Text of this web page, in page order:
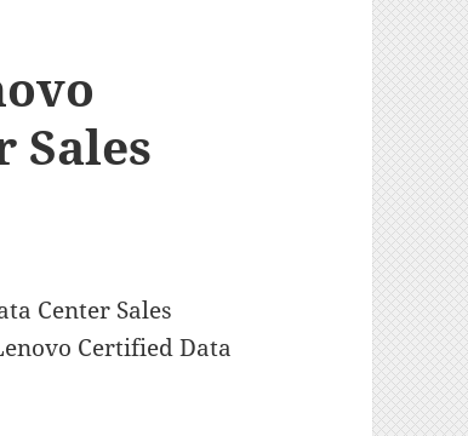
Sales
Center Sales
Certified Data